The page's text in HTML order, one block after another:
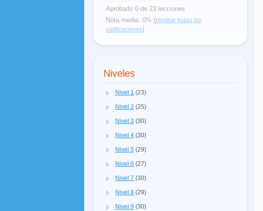
Aprobado 0 de 23 lecciones
Nota media: 0% (mostrar todas las
calificaciones)
Niveles
Nivel 1 (23)
Nivel 2 (25)
Nivel 3 (30)
Nivel 4 (30)
Nivel 5 (29)
Nivel 6 (27)
Nivel 7 (30)
Nivel 8 (29)
Nivel 9 (30)